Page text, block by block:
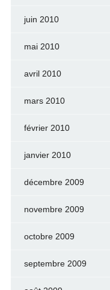
juin 2010
mai 2010
avril 2010
mars 2010
février 2010
janvier 2010
décembre 2009
novembre 2009
octobre 2009
septembre 2009